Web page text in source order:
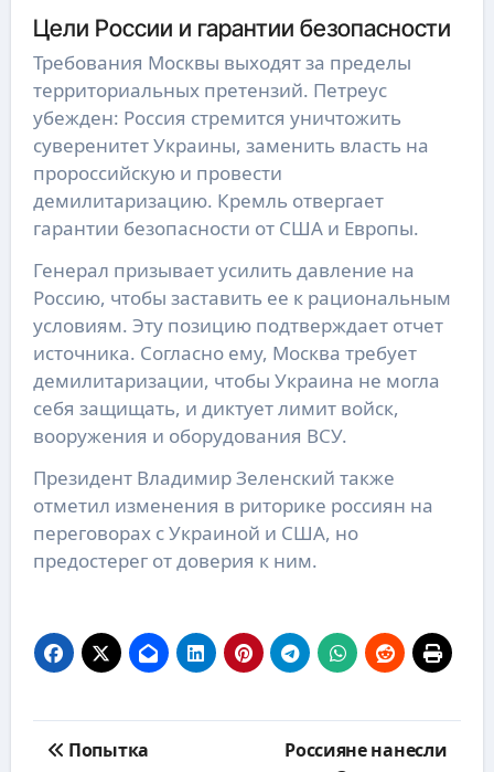
Цели России и гарантии безопасности
Требования Москвы выходят за пределы
территориальных претензий. Петреус
убежден: Россия стремится уничтожить
суверенитет Украины, заменить власть на
пророссийскую и провести
демилитаризацию. Кремль отвергает
гарантии безопасности от США и Европы.
Генерал призывает усилить давление на
Россию, чтобы заставить ее к рациональным
условиям. Эту позицию подтверждает отчет
источника. Согласно ему, Москва требует
демилитаризации, чтобы Украина не могла
себя защищать, и диктует лимит войск,
вооружения и оборудования ВСУ.
Президент Владимир Зеленский также
отметил изменения в риторике россиян на
переговорах с Украиной и США, но
предостерег от доверия к ним.
по Попытка
Россияне нанесли